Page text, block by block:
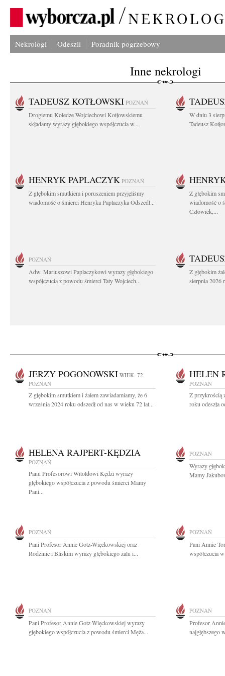
Nekrologi Odeszli Poradnik pogrzebowy
Inne nekrologi
TADEUSZ KOTŁOWSKI POZNAŃ
Drogiemu Koledze Wojciechowi Kotłowskiemu
składamy wyrazy głębokiego współczucia w...
W dniu 3
Tadeusz
HENRYK PAPLACZYK POZNAŃ
Z głębokim smutkiem i poruszeniem przyjęliśmy
wiadomość o śmierci Henryka Paplaczyka Odszedł...
Z głębokim
wiadomość o
Człowiek,...
POZNAŃ
Adw. Mariuszowi Paplaczykowi wyrazy głębokiego
współczucia z powodu śmierci Taty Wojciech...
Z głębokim
sierpnia 2026
JERZY POGONOWSKI WIEK: 72
POZNAŃ
Z głębokim smutkiem i żalem zawiadamiamy, że 6
września 2024 roku odszedł od nas w wieku 72 lat...
HELEN
POZNAŃ
Z przykrością
roku odeszła
HELENA RAJPERT-KĘDZIA
POZNAŃ
Panu Profesorowi Witoldowi Kędzi wyrazy
głębokiego współczucia z powodu śmierci Mamy
Pani...
POZNAŃ
Wyrazy
Mamy
POZNAŃ
Pani Profesor Annie Gotz-Więckowskiej oraz
Rodzinie i Bliskim wyrazy głębokiego żalu i...
POZNAŃ
Pani Annie
współczucia
POZNAŃ
Pani Profesor Annie Gotz-Więckowskiej wyrazy
głębokiego współczucia z powodu śmierci Męża...
POZNAŃ
Profesor
najgłębszego